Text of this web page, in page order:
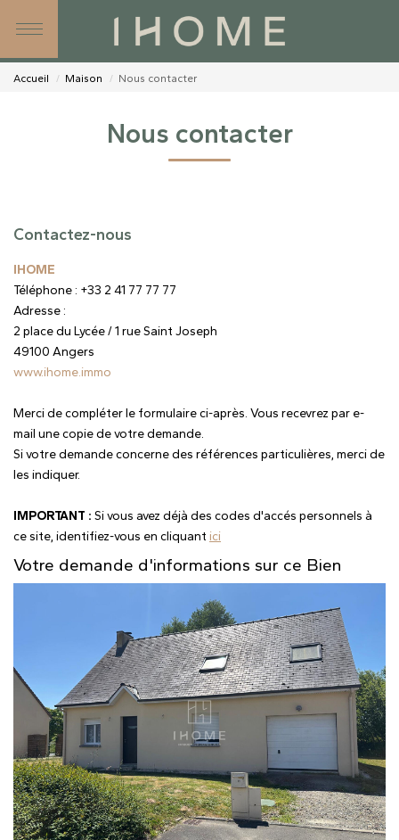
SIMULATEURS
NOS AGENCES
NOS CONSEILLERS
Accueil Maison Nous contacter
Nous contacter
Contactez-nous
IHOME
Téléphone : +33 2 41 77 77 77
Adresse :
2 place du Lycée / 1 rue Saint Joseph
49100 Angers
www.ihome.immo
Merci de compléter le formulaire ci-après. Vous recevrez par e-
mail une copie de votre demande.
Si votre demande concerne des références particulières, merci de
les indiquer.
IMPORTANT : Si vous avez déjà des codes d'accés personnels à
ce site, identifiez-vous en cliquant ici
Votre demande d'informations sur ce Bien